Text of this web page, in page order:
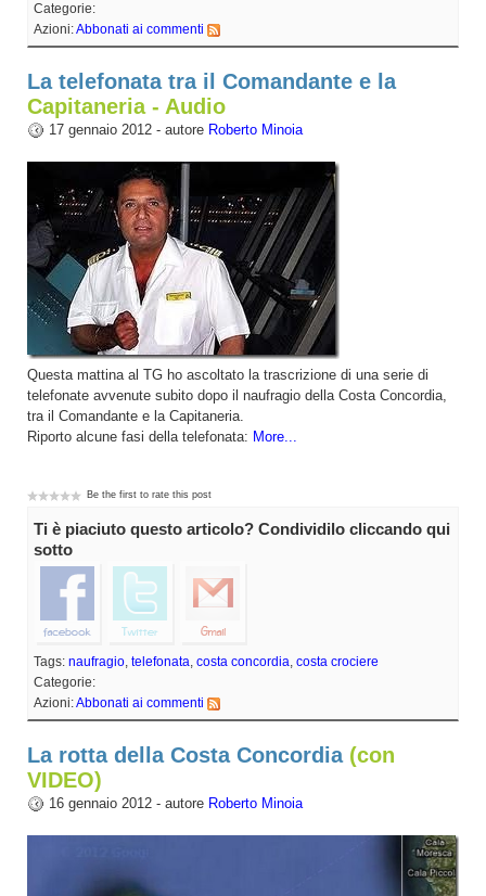
Categorie:
Azioni:Abbonati ai commenti
La telefonata tra il Comandante e la
Capitaneria - Audio
17 gennaio 2012 - autore Roberto Minoia
Questa mattina al TG ho ascoltato la trascrizione di una serie di
telefonate avvenute subito dopo il naufragio della Costa Concordia,
tra il Comandante e la Capitaneria.
Riporto alcune fasi della telefonata: More...
Be the first to rate this post
Ti è piaciuto questo articolo? Condividilo cliccando qui
sotto
Tags: naufragio, telefonata, costa concordia, costa crociere
Categorie:
Azioni:Abbonati ai commenti
La rotta della Costa Concordia (con
VIDEO)
16 gennaio 2012 - autore Roberto Minoia